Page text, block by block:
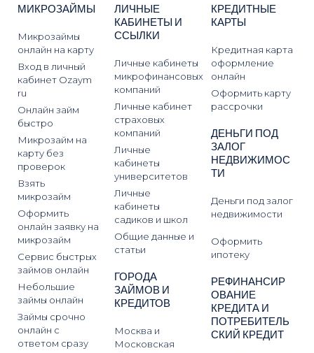
МИКРОЗАЙМЫ
Микрозаймы
онлайн на карту
Вход в личный
кабинет Ozaym
ru
Онлайн займ
быстро
Микрозайм на
карту без
проверок
Взять
микрозайм
Оформить
онлайн заявку на
микрозайм
Сервис быстрых
займов онлайн
Небольшие
займы онлайн
Займы срочно
онлайн с
ответом сразу
ЛИЧНЫЕ
КАБИНЕТЫ И
ССЫЛКИ
Личные кабинеты
микрофинансовых
компаний
Личные кабинет
страховых
компаний
Личные
кабинеты
университетов
Личные
кабинеты
садиков и школ
Общие данные и
статьи
ГОРОДА
ЗАЙМОВ И
КРЕДИТОВ
Москва и
Московская
КРЕДИТНЫЕ
КАРТЫ
Кредитная карта
оформление
онлайн
Оформить карту
рассрочки
ДЕНЬГИ ПОД
ЗАЛОГ
НЕДВИЖИМОС
ТИ
Деньги под залог
недвижимости
Оформить
ипотеку
РЕФИНАНСИР
ОВАНИЕ
КРЕДИТА И
ПОТРЕБИТЕЛЬ
СКИЙ КРЕДИТ